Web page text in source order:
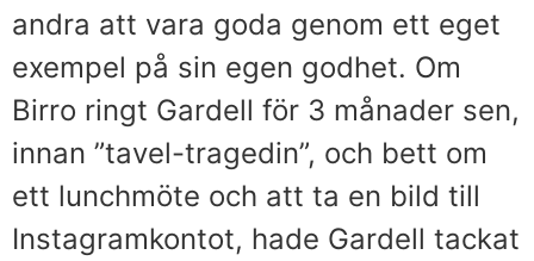
andra att vara goda genom ett eget
exempel på sin egen godhet. Om
Birro ringt Gardell för 3 månader sen,
innan ”tavel-tragedin”, och bett om
ett lunchmöte och att ta en bild till
Instagramkontot, hade Gardell tackat